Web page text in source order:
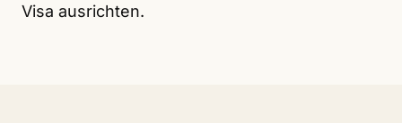
Visa ausrichten.